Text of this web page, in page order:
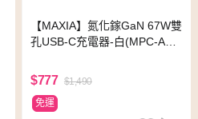
【MAXIA】氮化鎵GaN 67W雙
孔USB-C充電器-白(MPC-A67
$777 $1,490
免運